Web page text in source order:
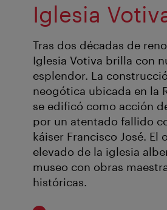
Iglesia
Tras dos décadas de
Iglesia Votiva brilla con
esplendor. La
neogótica ubicada en la
se edificó como acción
por un atentado fallido
káiser Francisco José. El
elevado de la iglesia
museo con obras
históricas.